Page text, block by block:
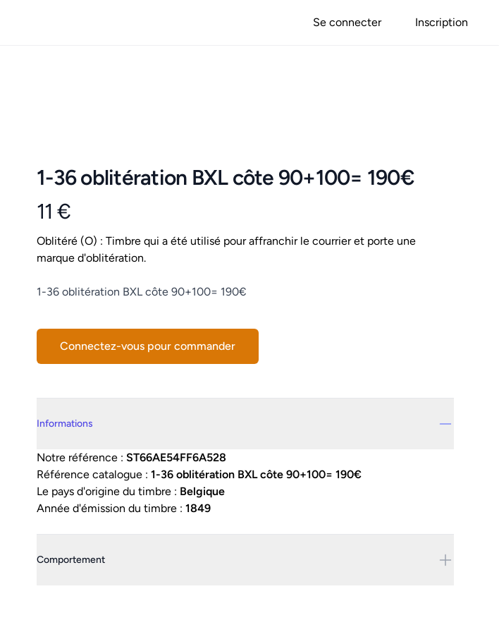
Se connecter Inscription
1-36 oblitération BXL côte 90+100= 190€
Product information
11 €
Conditions
Oblitéré (O) : Timbre qui a été utilisé pour affranchir le courrier et porte une
marque d'oblitération.
Description
1-36 oblitération BXL côte 90+100= 190€
Connectez-vous pour commander
Informations
Notre référence : ST66AE54FF6A528
Référence catalogue : 1-36 oblitération BXL côte 90+100= 190€
Le pays d'origine du timbre : Belgique
Année d'émission du timbre : 1849
Comportement